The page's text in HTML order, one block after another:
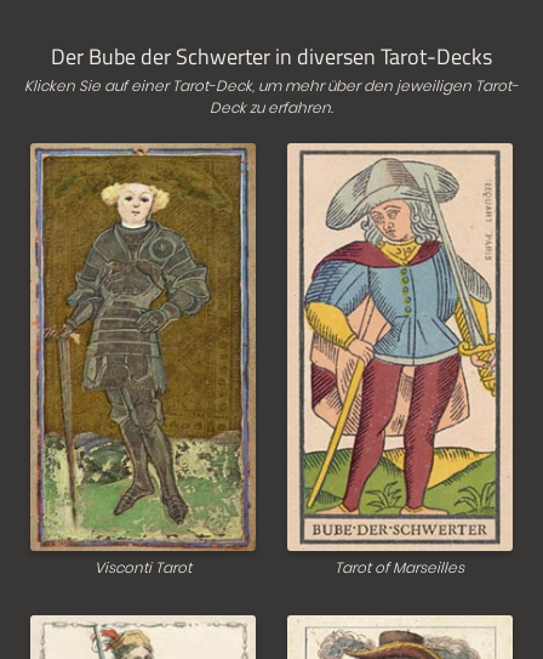
Der Bube der Schwerter in diversen Tarot-Decks
Klicken Sie auf einer Tarot-Deck, um mehr über den jeweiligen Tarot-
Deck zu erfahren.
Visconti Tarot Tarot of Marseilles